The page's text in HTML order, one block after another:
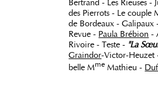
Bertrand - Les Rieuses -
des Pierrots - Le couple
de Bordeaux -
Revue - Paula Brébion -
Rivoire - Teste - "La
Graindor-Victor-Heuzet
belle Mme Mathieu -